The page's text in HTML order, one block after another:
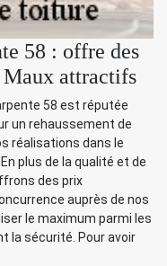
58 : offre des
Maux attractifs
58 est réputée
un rehaussement de
réalisations dans le
plus de la qualité et de
des prix
auprès de nos
le maximum parmi les
la sécurité. Pour avoir